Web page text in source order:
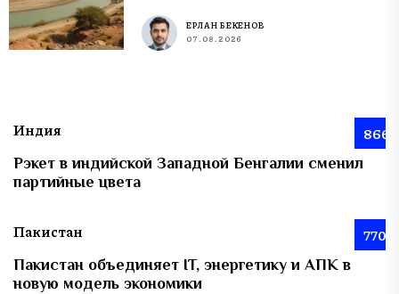
ЕРЛАН БЕКЕНОВ
07.08.2026
Индия 866
Рэкет в индийской Западной Бенгалии сменил
партийные цвета
Пакистан 770
Пакистан объединяет IT, энергетику и АПК в
новую модель экономики